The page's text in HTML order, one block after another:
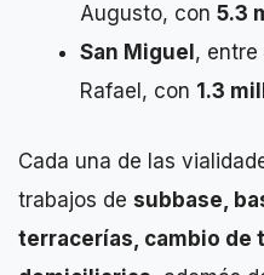
Augusto, con 5.3
San Miguel , entre
Rafael, con 1.3
Cada una de las
trabajos de subbase,
terracerías, cambio de